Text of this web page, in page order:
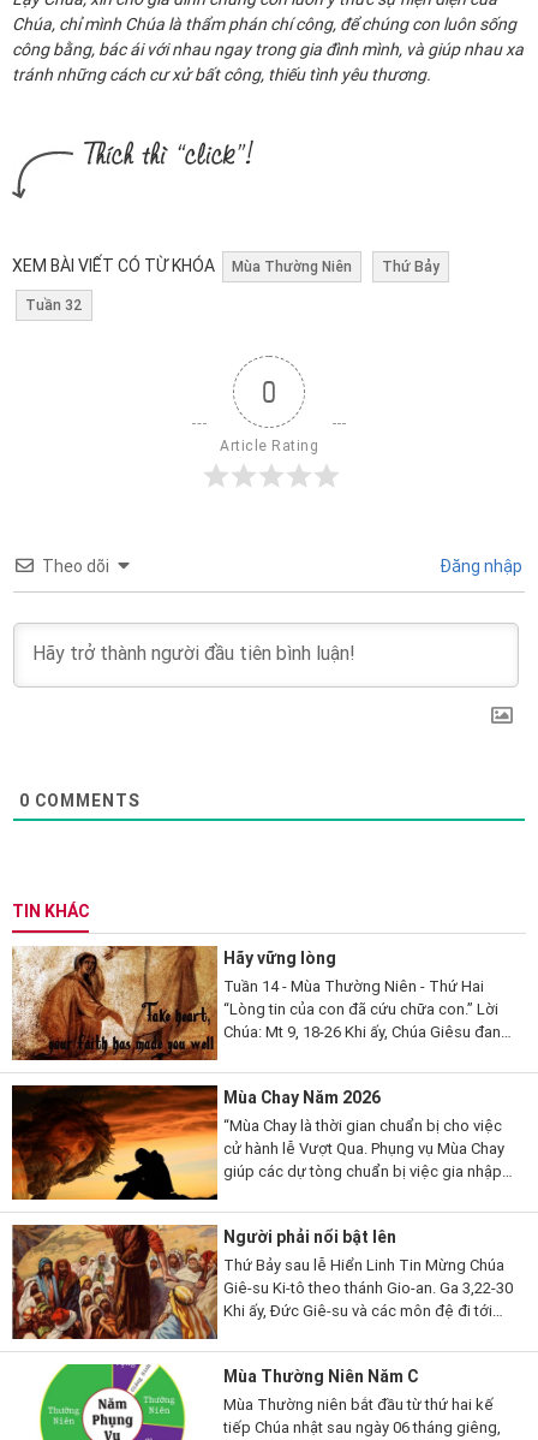
Chúa, chỉ mình Chúa là thẩm phán chí công, để chúng con luôn sống
công bằng, bác ái với nhau ngay trong gia đình mình, và giúp nhau xa
tránh những cách cư xử bất công, thiếu tình yêu thương.
XEM BÀI VIẾT CÓ TỪ KHÓA Mùa Thường Niên Thứ Bảy
Tuần 32
0
Article Rating
Theo dõi Đăng nhập
0 COMMENTS
TIN KHÁC
Hãy vững lòng
Tuần 14 - Mùa Thường Niên - Thứ Hai
“Lòng tin của con đã cứu chữa con.” Lời
Chúa: Mt 9, 18-26 Khi ấy, Chúa Giêsu đang
mà thưa...
Mùa Chay Năm 2026
“Mùa Chay là thời gian chuẩn bị cho việc
cử hành lễ Vượt Qua. Phụng vụ Mùa Chay
giúp các dự tòng chuẩn bị việc gia nhập
Chay cũng là thời gian...
Người phải nổi bật lên
Thứ Bảy sau lễ Hiển Linh Tin Mừng Chúa
Giê-su Ki-tô theo thánh Gio-an. Ga 3,22-30
Khi ấy, Đức Giê-su và các môn đệ đi tới
ông và làm phép rửa. Còn...
Mùa Thường Niên Năm C
Mùa Thường niên bắt đầu từ thứ hai kế
tiếp Chúa nhật sau ngày 06 tháng giêng,